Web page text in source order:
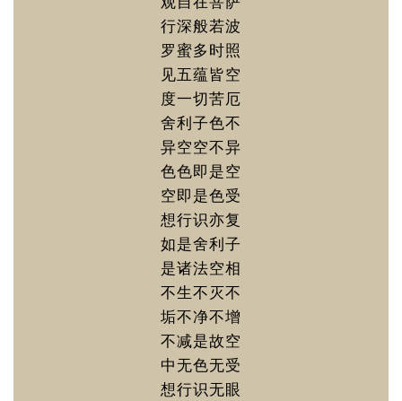
行深般若波
罗蜜多时照
见五蕴皆空
度一切苦厄
舍利子色不
异空空不异
色色即是空
空即是色受
想行识亦复
如是舍利子
是诸法空相
不生不灭不
垢不净不增
不减是故空
中无色无受
想行识无眼